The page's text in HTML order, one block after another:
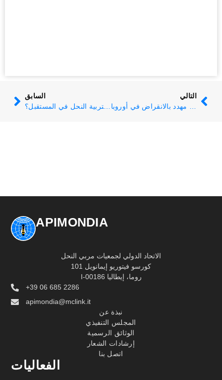
السابق
أي تربية لتربية النحل في المستقبل؟
التالي
إعلان نحل العسل البري مهدد بالانقراض في أوروبا
APIMONDIA
الاتحاد الدولي لجمعيات مربي النحل
كورسو فيتوريو إيمانويل 101
I-00186 روما، إيطاليا
+39 06 685 2286
apimondia@mclink.it
نبذة عن
المجلس التنفيذي
الوثائق الرسمية
إرشادات الشعار
اتصل بنا
الفعاليات